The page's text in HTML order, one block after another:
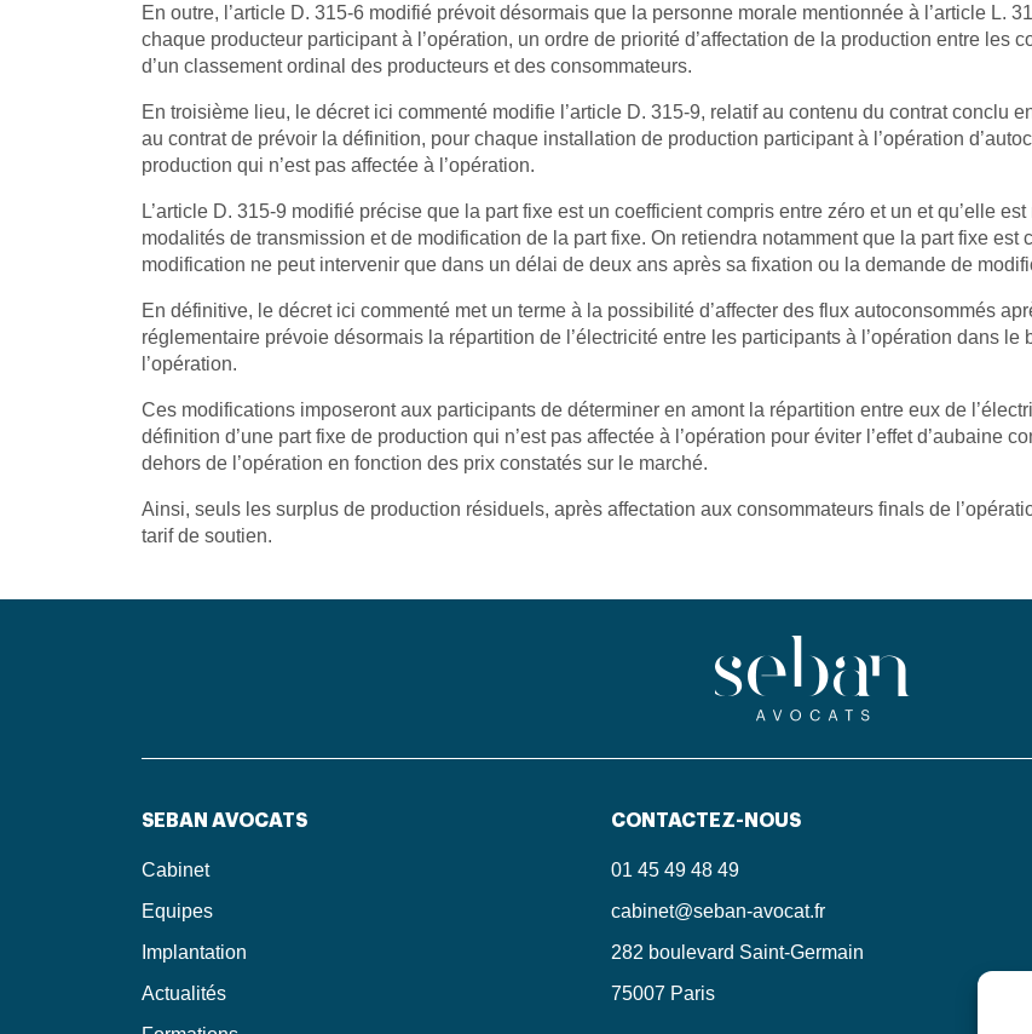
En outre, l’article D. 315-6 modifié prévoit désormais que la personne morale mentionnée à l’article L.
chaque producteur participant à l’opération, un ordre de priorité d’affectation de la production entre les
d’un classement ordinal des producteurs et des consommateurs.
En troisième lieu, le décret ici commenté modifie l’article D. 315-9, relatif au contenu du contrat conclu
au contrat de prévoir la définition, pour chaque installation de production participant à l’opération
production qui n’est pas affectée à l’opération.
L’article D. 315-9 modifié précise que la part fixe est un coefficient compris entre zéro et un et qu’elle
modalités de transmission et de modification de la part fixe. On retiendra notamment que la part fixe est
modification ne peut intervenir que dans un délai de deux ans après sa fixation ou la demande de
En définitive, le décret ici commenté met un terme à la possibilité d’affecter des flux autoconsommés
réglementaire prévoie désormais la répartition de l’électricité entre les participants à l’opération dans
l’opération.
Ces modifications imposeront aux participants de déterminer en amont la répartition entre eux de
définition d’une part fixe de production qui n’est pas affectée à l’opération pour éviter l’effet d’aubaine
dehors de l’opération en fonction des prix constatés sur le marché.
Ainsi, seuls les surplus de production résiduels, après affectation aux consommateurs finals de
tarif de soutien.
SEBAN AVOCATS
Cabinet
Equipes
Implantation
Actualités
CONTACTEZ-NOUS
01 45 49 48 49
cabinet@seban-avocat.fr
282 boulevard Saint-Germain
75007 Paris